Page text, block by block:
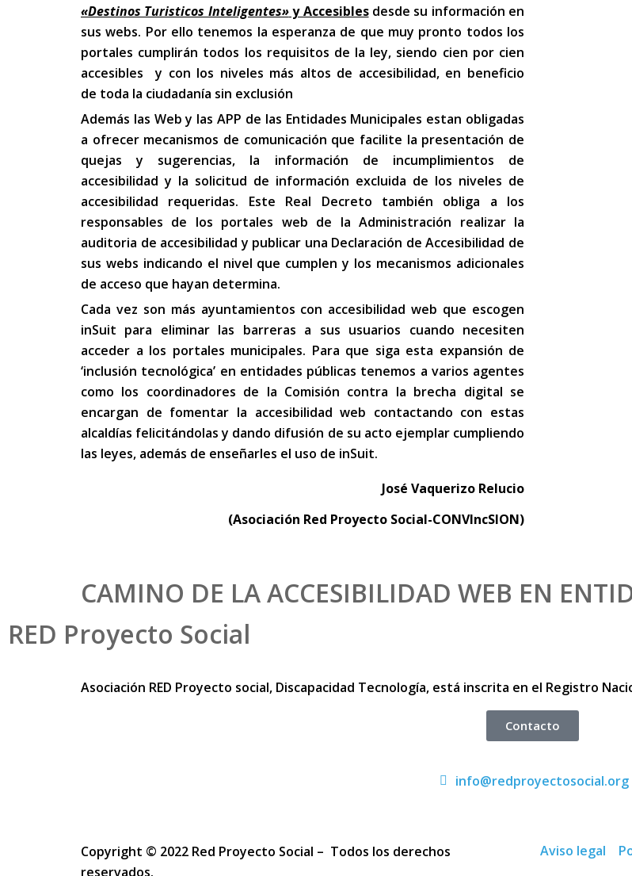
«Destinos Turisticos Inteligentes»y Accesibles desde su información en
sus webs. Por ello tenemos la esperanza de que muy pronto todos los
portales cumplirán todos los requisitos de la ley, siendo cien por cien
accesibles y con los niveles más altos de accesibilidad, en beneficio
de toda la ciudadanía sin exclusión
Además las Web y las APP de las Entidades Municipales estan obligadas
a ofrecer mecanismos de comunicación que facilite la presentación de
quejas y sugerencias, la información de incumplimientos de
accesibilidad y la solicitud de información excluida de los niveles de
accesibilidad requeridas. Este Real Decreto también obliga a los
responsables de los portales web de la Administración realizar la
auditoria de accesibilidad y publicar una Declaración de Accesibilidad de
sus webs indicando el nivel que cumplen y los mecanismos adicionales
de acceso que hayan determina.
Cada vez son más ayuntamientos con accesibilidad web que escogen
inSuit para eliminar las barreras a sus usuarios cuando necesiten
acceder a los portales municipales. Para que siga esta expansión de
‘inclusión tecnológica’ en entidades públicas tenemos a varios agentes
como los coordinadores de la Comisión contra la brecha digital se
encargan de fomentar la accesibilidad web contactando con estas
alcaldías felicitándolas y dando difusión de su acto ejemplar cumpliendo
las leyes, además de enseñarles el uso de inSuit.
José Vaquerizo Relucio
(Asociación Red Proyecto Social-CONVIncSION)
CAMINO DE LA ACCESIBILIDAD WEB EN
RED Proyecto Social
Asociación RED Proyecto social, Discapacidad Tecnología, está inscrita en el Registro
Contacto
info@redproyectosocial.org
Copyright © 2022 Red Proyecto Social – Todos los derechos
reservados.
Aviso legal